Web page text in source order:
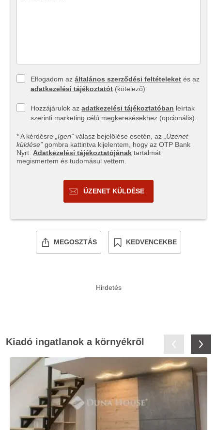
Elfogadom azáltalános szerződési feltételeket és az
adatkezelési tájékoztatót (kötelező)
Hozzájárulok azadatkezelési tájékoztatóban leírtak
szerinti marketing célú megkeresésekhez (opcionális).
* A kérdésre „Igen” válasz bejelölése esetén, az
„Üzenet
küldése” gombra kattintva kijelentem, hogy az OTP Bank
Nyrt. Adatkezelési tájékoztatójának tartalmát
megismertem és tudomásul vettem.
ÜZENET KÜLDÉSE
MEGOSZTÁS KEDVENCEKBE
Kiadó ingatlanok a környékről